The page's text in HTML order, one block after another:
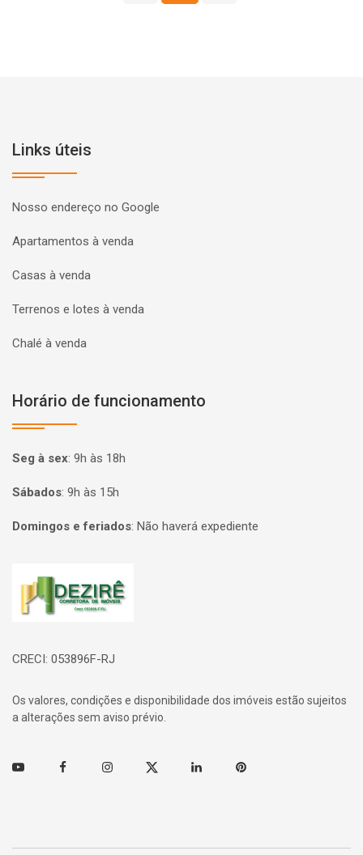
Links úteis
Nosso endereço no Google
Apartamentos à venda
Casas à venda
Terrenos e lotes à venda
Chalé à venda
Horário de funcionamento
Seg à sex: 9h às 18h
Sábados: 9h às 15h
Domingos e feriados: Não haverá expediente
Página inicial
CRECI: 053896F-RJ
Os valores, condições e disponibilidade dos imóveis estão sujeitos
a alterações sem aviso prévio.
Youtube FacebookInstagramTwitter Linkedin Pinterest